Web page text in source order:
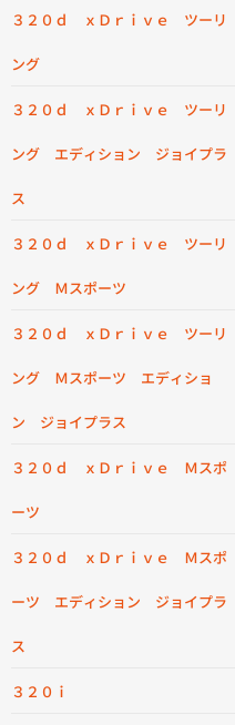
３２０ｄ ｘＤｒｉｖｅ ツーリ
ング
３２０ｄ ｘＤｒｉｖｅ ツーリ
ング エディション ジョイプラ
ス
３２０ｄ ｘＤｒｉｖｅ ツーリ
ング Ｍスポーツ
３２０ｄ ｘＤｒｉｖｅ ツーリ
ング Ｍスポーツ エディショ
ン ジョイプラス
３２０ｄ ｘＤｒｉｖｅ Ｍスポ
ーツ
３２０ｄ ｘＤｒｉｖｅ Ｍスポ
ーツ エディション ジョイプラ
ス
３２０ｉ